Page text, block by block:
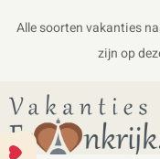
Alle soorten vakanties
zijn op